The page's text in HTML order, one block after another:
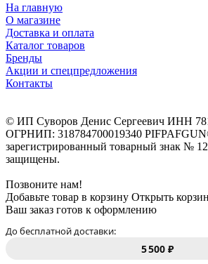
На главную
О магазине
Доставка и оплата
Каталог товаров
Бренды
Акции и спецпредложения
Контакты
© ИП Суворов Денис Сергеевич ИНН
ОГРНИП: 318784700019340
зарегистрированный товарный знак №
защищены.
Позвоните нам!
Добавьте товар в корзину Открыть
Ваш заказ готов к оформлению
До бесплатной доставки:
5 500 ₽